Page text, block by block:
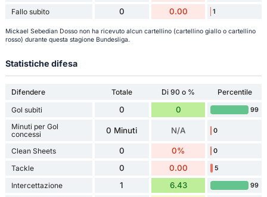
Fallo subito 0 0.00 1
Mickael Sebedian Dosso non ha ricevuto alcun cartellino (cartellino giallo o cartellino
rosso) durante questa stagione Bundesliga.
Statistiche difesa
Difendere Totale Di 90 o %
Percentile
Gol subiti
0 0 99
Minuti per Gol
concessi
0 Minuti N/A 0
Clean Sheets 0 0% 0
Tackle 0 0.00 5
Intercettazione 1 6.43 99